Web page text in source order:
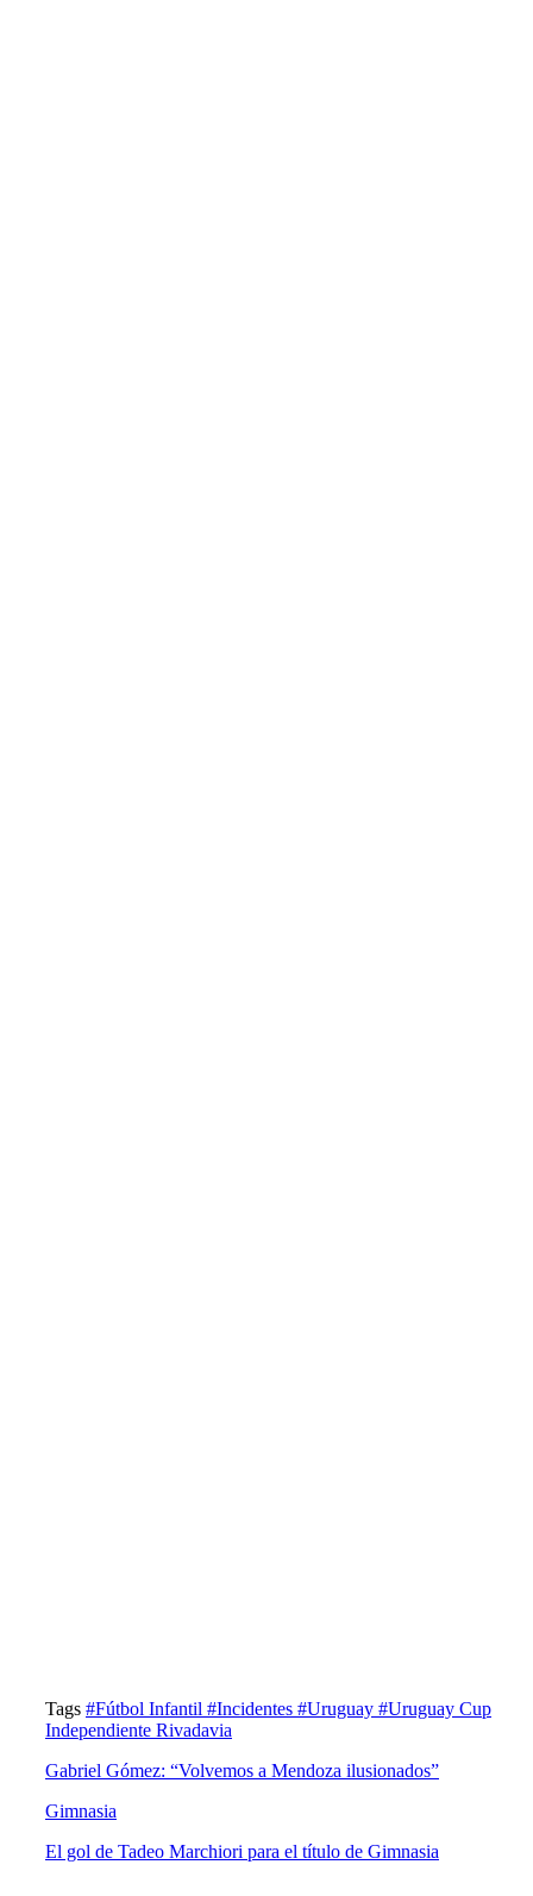
Tags #Fútbol Infantil #Incidentes #Uruguay #Uruguay Cup
Independiente Rivadavia
Gabriel Gómez: “Volvemos a Mendoza ilusionados”
Gimnasia
El gol de Tadeo Marchiori para el título de Gimnasia